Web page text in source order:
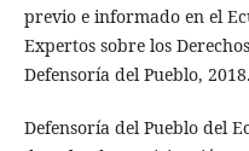
previo e informado en el
Expertos sobre los
Defensoría del Pueblo, 2018.
Defensoría del Pueblo del